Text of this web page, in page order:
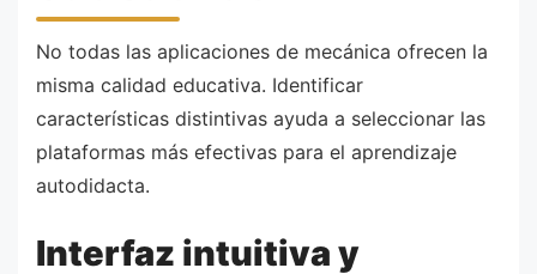
No todas las aplicaciones de mecánica ofrecen la
misma calidad educativa. Identificar
características distintivas ayuda a seleccionar las
plataformas más efectivas para el aprendizaje
autodidacta.
Interfaz intuitiva y